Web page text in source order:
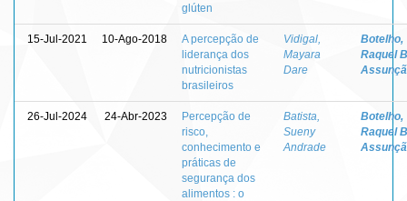
glúten
15-Jul-2021 10-Ago-2018
A percepção de
liderança dos
nutricionistas
brasileiros
Vidigal,
Mayara
Dare
Botelho,
Raquel
26-Jul-2024 24-Abr-2023
Percepção de
risco,
conhecimento e
práticas de
segurança dos
alimentos : o
Batista,
Sueny
Andrade
Botelho,
Raquel